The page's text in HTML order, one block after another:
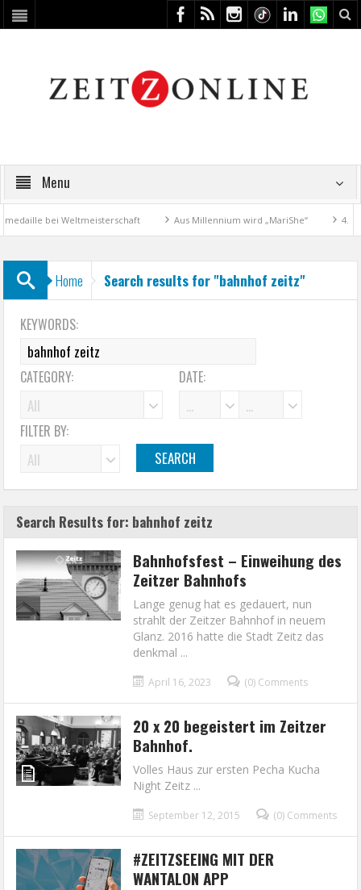
Menu
bei Weltmeisterschaft Aus Millennium wird „MariShe“ 4.
Home Search results for "bahnhof zeitz"
KEYWORDS:
CATEGORY: DATE:
FILTER BY:
Search Results for: bahnhof zeitz
Bahnhofsfest – Einweihung des
Zeitzer Bahnhofs
Lange genug hat es gedauert, nun
strahlt der Zeitzer Bahnhof in neuem
Glanz. 2016 hatte die Stadt Zeitz das
denkmal ...
April 16, 2023 (0) Comments
20 x 20 begeistert im Zeitzer
Bahnhof.
Volles Haus zur ersten Pecha Kucha
Night Zeitz ...
September 12, 2015 (0) Comments
#ZEITZSEEING MIT DER
WANTALON APP